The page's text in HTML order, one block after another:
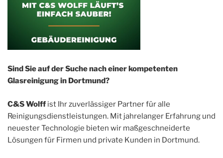
Sind Sie auf der Suche nach einer kompetenten
Glasreinigung in Dortmund?
C&S Wolff ist Ihr zuverlässiger Partner für alle
Reinigungsdienstleistungen. Mit jahrelanger Erfahrung und
neuester Technologie bieten wir maßgeschneiderte
Lösungen für Firmen und private Kunden in Dortmund.